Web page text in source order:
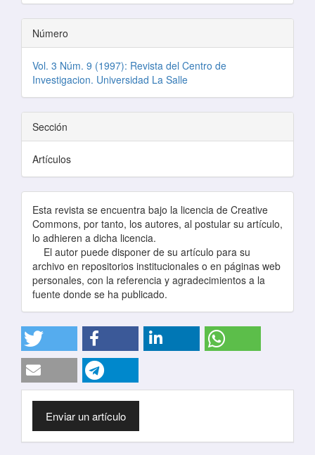
Número
Vol. 3 Núm. 9 (1997): Revista del Centro de
Investigacion. Universidad La Salle
Sección
Artículos
Esta revista se encuentra bajo la licencia de Creative
Commons, por tanto, los autores, al postular su artículo,
lo adhieren a dicha licencia.
El autor puede disponer de su artículo para su
archivo en repositorios institucionales o en páginas web
personales, con la referencia y agradecimientos a la
fuente donde se ha publicado.
Enviar
un
artículo
Enviar un artículo